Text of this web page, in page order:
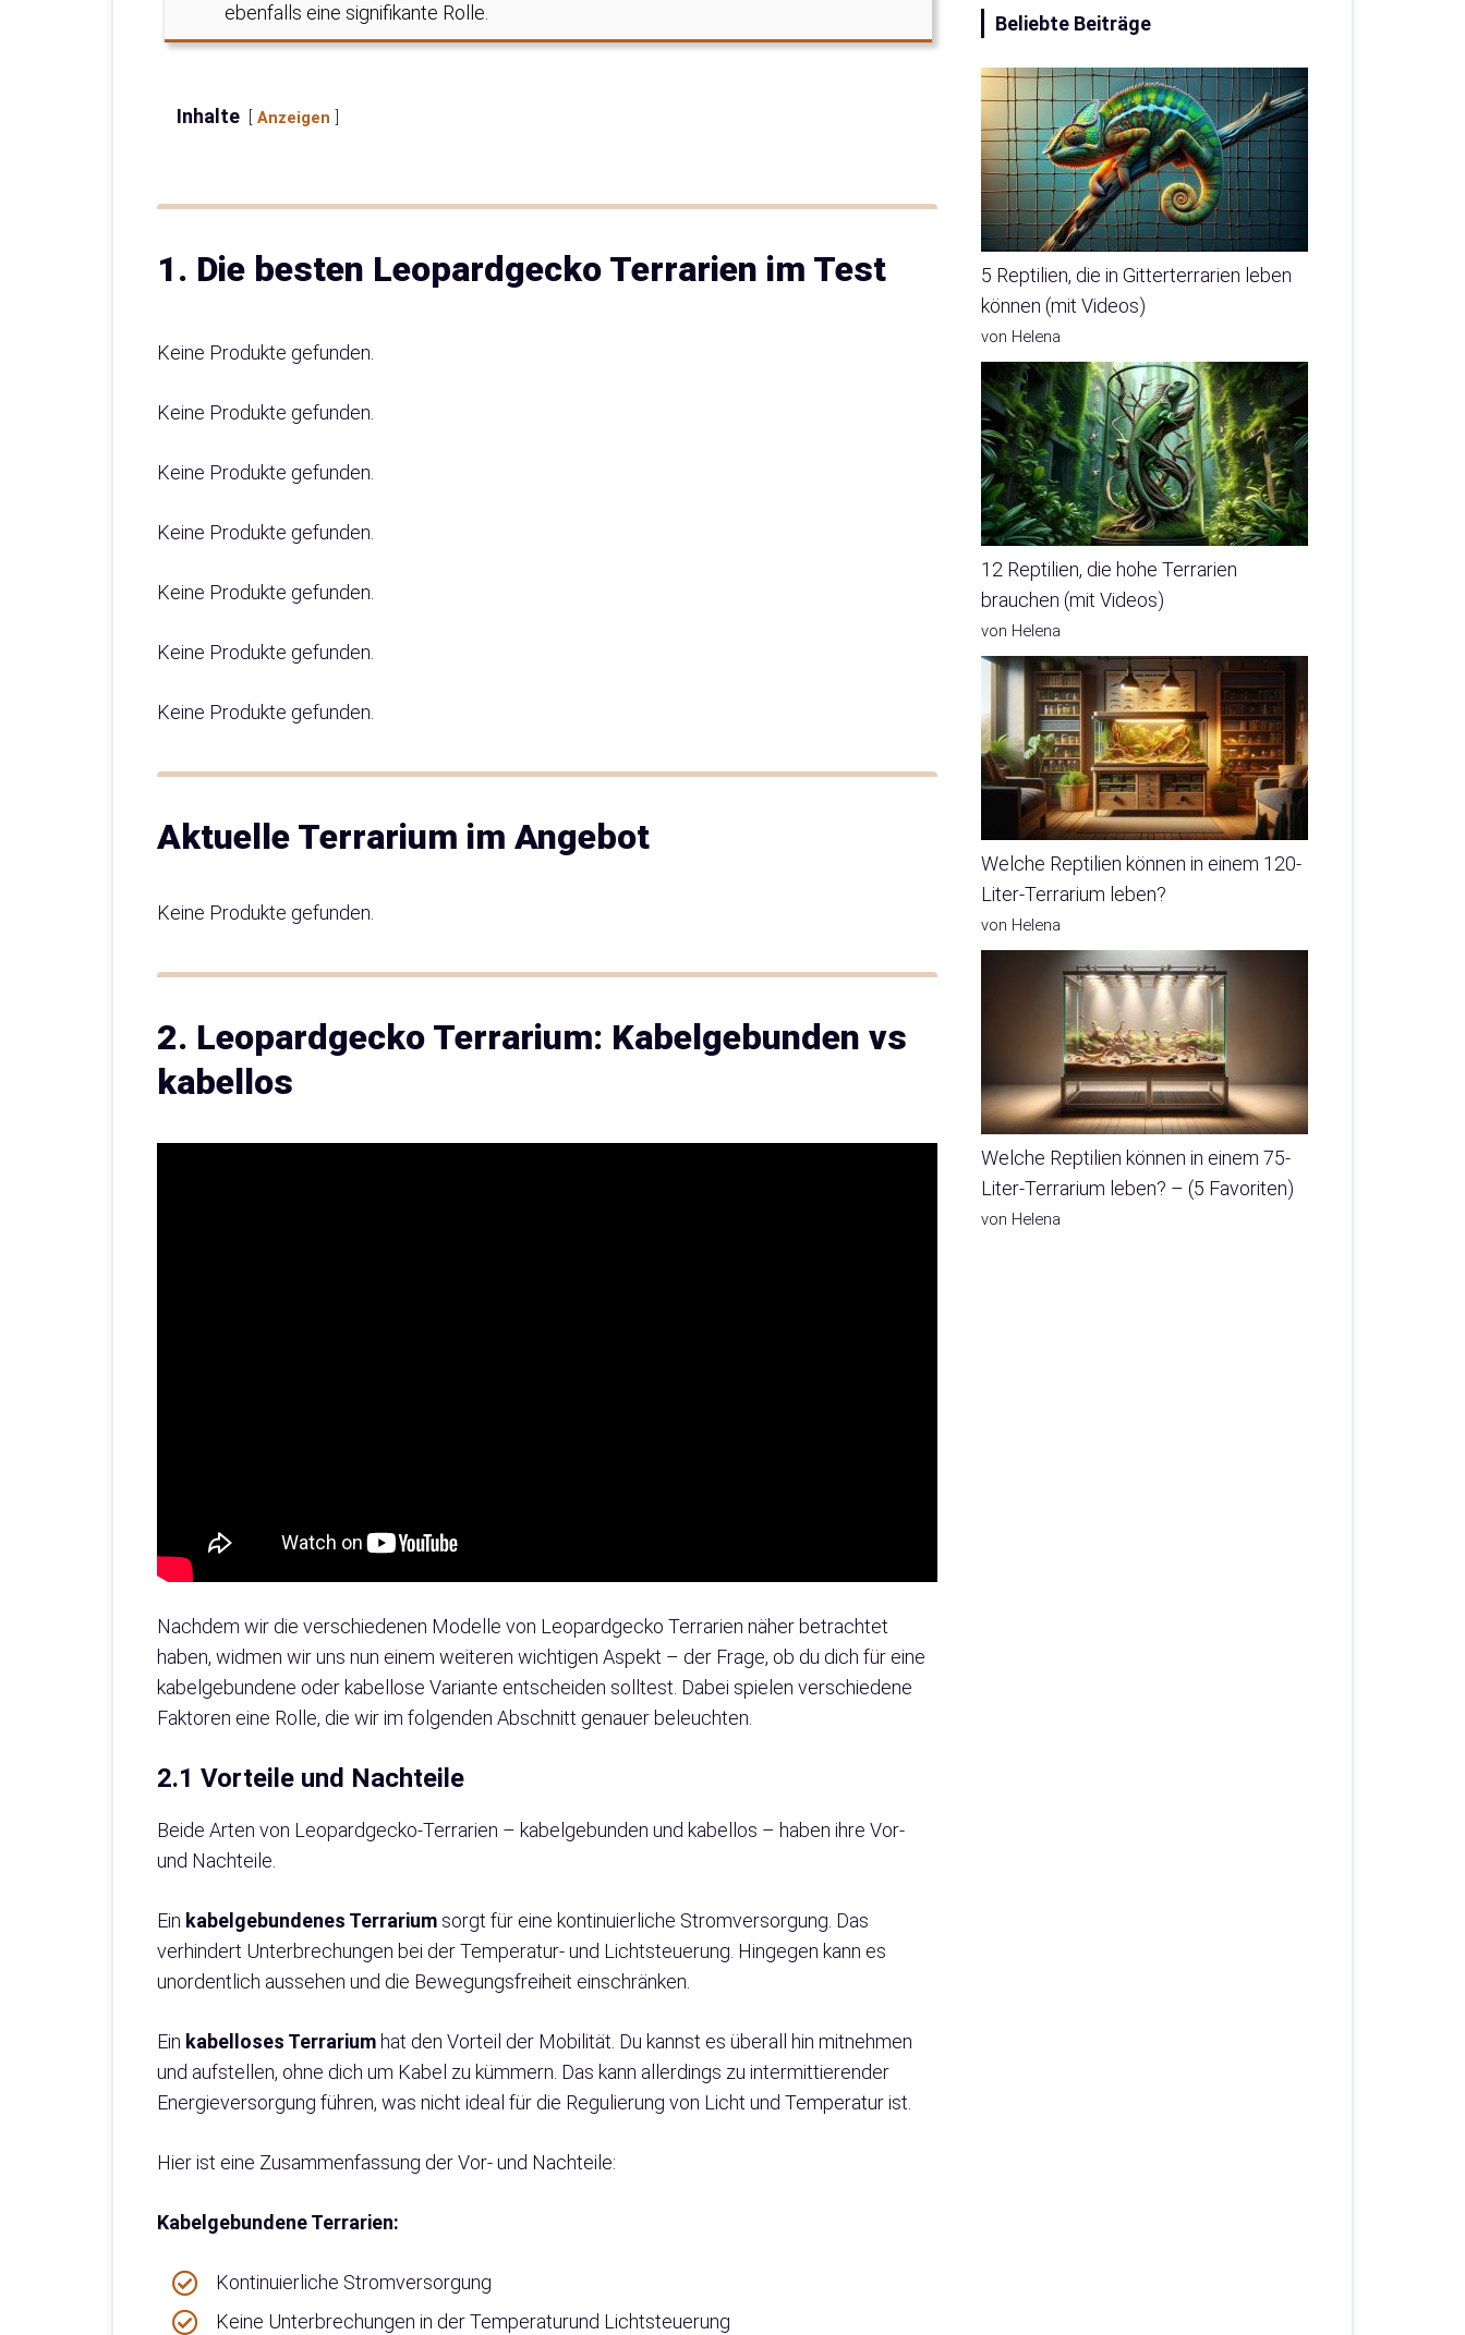
ebenfalls eine signifikante Rolle.
Inhalte Anzeigen
1. Die besten Leopardgecko Terrarien im Test
Keine Produkte gefunden.
Keine Produkte gefunden.
Keine Produkte gefunden.
Keine Produkte gefunden.
Keine Produkte gefunden.
Keine Produkte gefunden.
Keine Produkte gefunden.
Aktuelle Terrarium im Angebot
Keine Produkte gefunden.
2. Leopardgecko Terrarium: Kabelgebunden vs
kabellos
Nachdem wir die verschiedenen Modelle von Leopardgecko Terrarien näher betrachtet
haben, widmen wir uns nun einem weiteren wichtigen Aspekt – der Frage, ob du dich für eine
kabelgebundene oder kabellose Variante entscheiden solltest. Dabei spielen verschiedene
Faktoren eine Rolle, die wir im folgenden Abschnitt genauer beleuchten.
2.1 Vorteile und Nachteile
Beide Arten von Leopardgecko-Terrarien – kabelgebunden und kabellos – haben ihre Vor-
und Nachteile.
Ein kabelgebundenes Terrarium sorgt für eine kontinuierliche Stromversorgung. Das
verhindert Unterbrechungen bei der Temperatur- und Lichtsteuerung. Hingegen kann es
unordentlich aussehen und die Bewegungsfreiheit einschränken.
Ein kabelloses Terrarium hat den Vorteil der Mobilität. Du kannst es überall hin mitnehmen
und aufstellen, ohne dich um Kabel zu kümmern. Das kann allerdings zu intermittierender
Energieversorgung führen, was nicht ideal für die Regulierung von Licht und Temperatur ist.
Hier ist eine Zusammenfassung der Vor- und Nachteile:
Kabelgebundene Terrarien:
Kontinuierliche Stromversorgung
Keine Unterbrechungen in der Temperaturund Lichtsteuerung
Beliebte Beiträge
5 Reptilien, die in Gitterterrarien leben
können (mit Videos)
von Helena
12 Reptilien, die hohe Terrarien
brauchen (mit Videos)
von Helena
Welche Reptilien können in einem 120-
Liter-Terrarium leben?
von Helena
Welche Reptilien können in einem 75-
Liter-Terrarium leben? – (5 Favoriten)
von Helena